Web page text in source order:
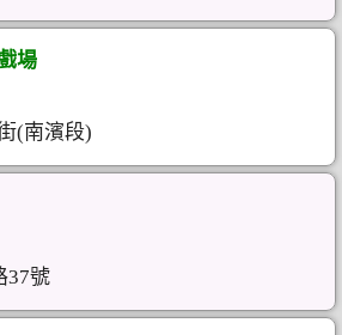
場
(南濱段)
37號